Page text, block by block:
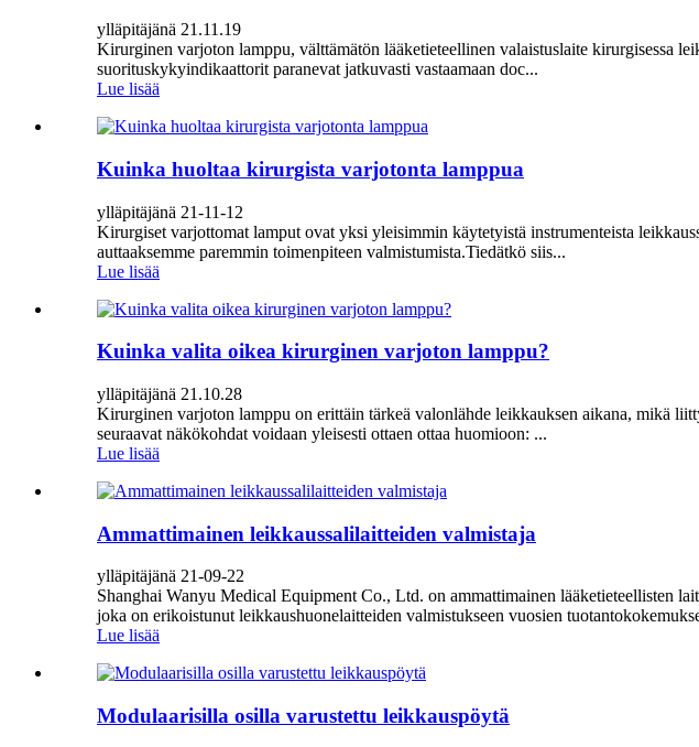
ylläpitäjänä 21.11.19
Kirurginen varjoton lamppu, välttämätön lääketieteellinen valaistuslaite kirurgisessa
suorituskykyindikaattorit paranevat jatkuvasti vastaamaan doc...
Lue lisää
Kuinka huoltaa kirurgista varjotonta lamppua
ylläpitäjänä 21-11-12
Kirurgiset varjottomat lamput ovat yksi yleisimmin käytetyistä instrumenteista
auttaaksemme paremmin toimenpiteen valmistumista.Tiedätkö siis...
Lue lisää
Kuinka valita oikea kirurginen varjoton lamppu?
ylläpitäjänä 21.10.28
Kirurginen varjoton lamppu on erittäin tärkeä valonlähde leikkauksen aikana, mikä
seuraavat näkökohdat voidaan yleisesti ottaen ottaa huomioon: ...
Lue lisää
Ammattimainen leikkaussalilaitteiden valmistaja
ylläpitäjänä 21-09-22
Shanghai Wanyu Medical Equipment Co., Ltd. on ammattimainen lääketieteellisten
joka on erikoistunut leikkaushuonelaitteiden valmistukseen vuosien
Lue lisää
Modulaarisilla osilla varustettu leikkauspöytä